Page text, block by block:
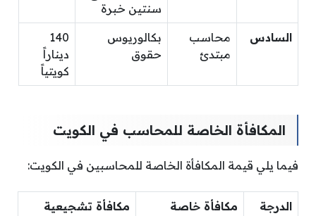
سنتين خبرة
السادس
محاسب
مبتدئ
بكالوريوس
حقوق
140
ديناراً
كويتياً
المكافأة الخاصة للمحاسب في الكويت
فيما يلي قيمة المكافأة الخاصة للمحاسبين في الكويت:
الدرجة مكافأة خاصة مكافأة تشجيعية